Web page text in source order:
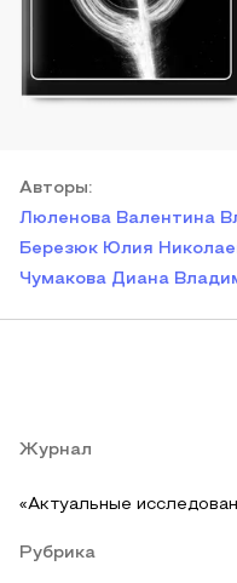
Авторы:
Люленова Валентина
Березюк Юлия
Чумакова Диана
Журнал
«Актуальные
Рубрика